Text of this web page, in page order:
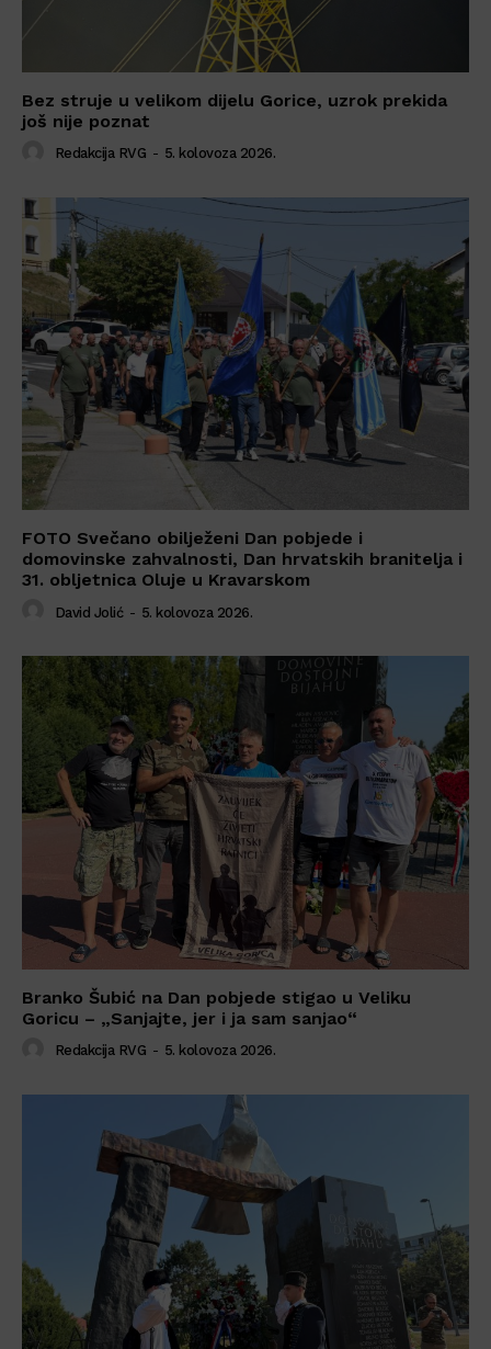
Bez struje u velikom dijelu Gorice, uzrok prekida
još nije poznat
Redakcija RVG - 5. kolovoza 2026.
FOTO Svečano obilježeni Dan pobjede i
domovinske zahvalnosti, Dan hrvatskih branitelja i
31. obljetnica Oluje u Kravarskom
David Jolić - 5. kolovoza 2026.
Branko Šubić na Dan pobjede stigao u Veliku
Goricu – „Sanjajte, jer i ja sam sanjao“
Redakcija RVG - 5. kolovoza 2026.